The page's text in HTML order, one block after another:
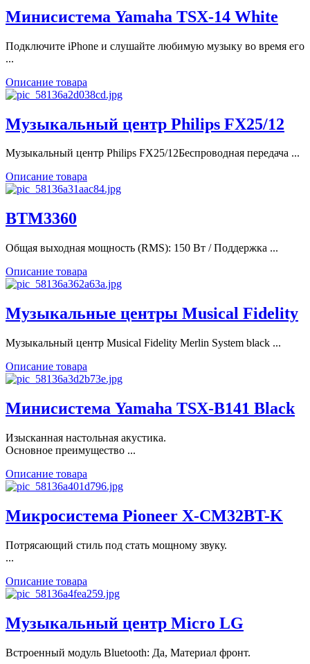
Минисистема Yamaha TSX-14 White
Подключите iPhone и слушайте любимую музыку во время его
...
Описание товара
Музыкальный центр Philips FX25/12
Музыкальный центр Philips FX25/12Беспроводная передача ...
Описание товара
BTM3360
Общая выходная мощность (RMS): 150 Вт / Поддержка ...
Описание товара
Музыкальные центры Musical Fidelity
Музыкальный центр Musical Fidelity Merlin System black ...
Описание товара
Минисистема Yamaha TSX-B141 Black
Изысканная настольная акустика.
Основное преимущество ...
Описание товара
Микросистема Pioneer X-CM32BT-K
Потрясающий стиль под стать мощному звуку.
...
Описание товара
Музыкальный центр Micro LG
Встроенный модуль Bluetooth: Да, Материал фронт.